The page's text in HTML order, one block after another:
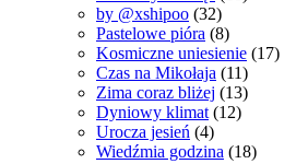
by @xshipoo (32)
Pastelowe pióra (8)
Kosmiczne uniesienie (17)
Czas na Mikołaja (11)
Zima coraz bliżej (13)
Dyniowy klimat (12)
Urocza jesień (4)
Wiedźmia godzina (18)